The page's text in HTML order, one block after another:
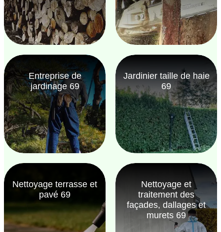
Entreprise de
jardinage 69
Jardinier taille de haie
69
Nettoyage terrasse et
pavé 69
Nettoyage et
traitement des
façades, dallages et
murets 69